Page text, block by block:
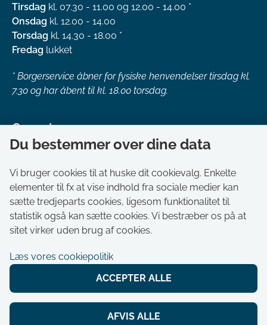
Tirsdag kl. 07.30 - 11.00 og 12.00 - 14.00 *
Onsdag kl. 12.00 - 14.00
Torsdag kl. 14.30 - 18.00 *
Fredag lukket
* Borgerservice åbner for fysiske henvendelser tirsdag kl.
7.30 og har åbent til kl. 18.00 torsdag.
Genveje
Aktuelt
Akut hjælp
Bestil tid i Borgerservice
Ledige stillinger
Tilgængelighedserklæring
Du bestemmer over dine data
Vi bruger cookies til at huske dit cookievalg. Enkelte
elementer til fx at vise indhold fra sociale medier kan
sætte tredjeparts cookies, ligesom funktionalitet til
statistik også kan sætte cookies. Vi bestræber os på at
sitet virker uden brug af cookies.
Læs vores cookiepolitik
ACCEPTER ALLE
AFVIS ALLE